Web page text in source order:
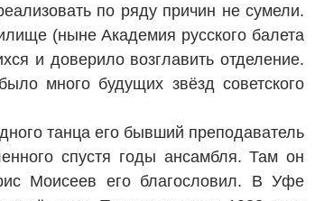
по ряду причин не сумели.
(ныне Академия русского балета
и доверило возглавить отделение.
много будущих звёзд советского
танца его бывший преподаватель
спустя годы ансамбля. Там он
Моисеев его благословил. В Уфе